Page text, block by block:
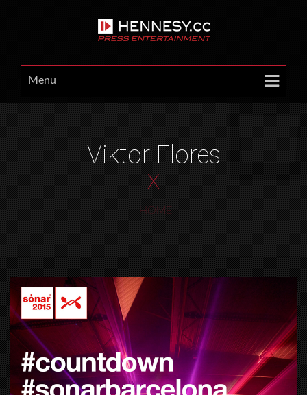
Menu
Viktor Flores
X
HOME